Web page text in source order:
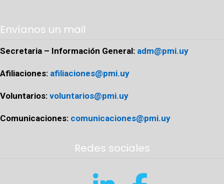
Envíanos un mail
Secretaria – Información General: adm@pmi.uy
Afiliaciones: afiliaciones@pmi.uy
Voluntarios: voluntarios@pmi.uy
Comunicaciones: comunicaciones@pmi.uy
Redes sociales